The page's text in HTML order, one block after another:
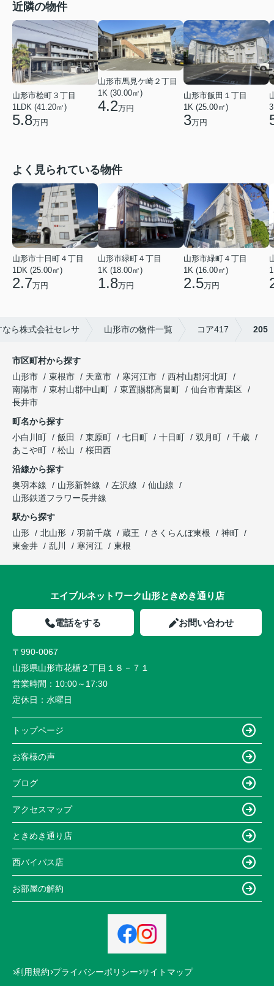
近隣の物件
山形市桧町３丁目
1LDK (41.20㎡)
5.8万円
山形市馬見ケ崎２丁目
1K (30.00㎡)
4.2万円
山形市飯田１丁目
1K (25.00㎡)
3万円
よく見られている物件
山形市十日町４丁目
1DK (25.00㎡)
2.7万円
山形市緑町４丁目
1K (18.00㎡)
1.8万円
山形市緑町４丁目
1K (16.00㎡)
2.5万円
ら株式会社セレサ 山形市の物件一覧 コア417 205
市区町村から探す
山形市
東根市 天童市 寒河江市
西村山郡河北町
南陽市
東村山郡中山町 東置賜郡高畠町
仙台市青葉区
長井市
町名から探す
小白川町
飯田 東原町 七日町 十日町 双月町
千歳
あこや町
松山
桜田西
沿線から探す
奥羽本線
山形新幹線 左沢線
仙山線
山形鉄道フラワー長井線
駅から探す
山形
北山形 羽前千歳 蔵王 さくらんぼ東根
神町
東金井
乱川 寒河江 東根
エイブルネットワーク山形ときめき通り店
電話をする お問い合わせ
〒990-0067
山形県山形市花楯２丁目１８－７１
営業時間： 10:00～17:30
定休日： 水曜日
トップページ
お客様の声
ブログ
アクセスマップ
ときめき通り店
西バイパス店
お部屋の解約
利用規約 プライバシーポリシー サイトマップ